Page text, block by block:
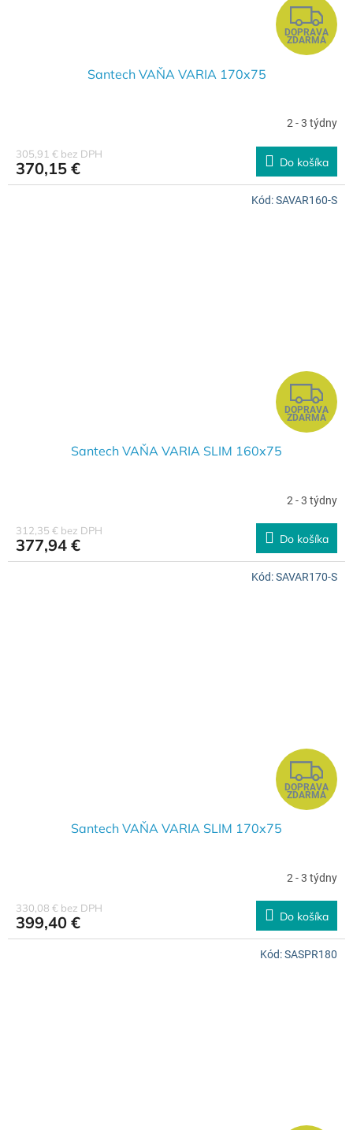
Z
A
A
R
M
O
DOPRAVA
ZDARMA
Santech VAŇA VARIA 170x75
2 - 3 týdny
305,91 € bez DPH
370,15 € Do košíka
Z
A
A
R
M
O
DOPRAVA
ZDARMA
Santech VAŇA VARIA SLIM 160x75
2 - 3 týdny
312,35 € bez DPH
377,94 € Do košíka
Kód:SAVAR160-S
Z
A
A
R
M
O
DOPRAVA
ZDARMA
Santech VAŇA VARIA SLIM 170x75
2 - 3 týdny
330,08 € bez DPH
399,40 € Do košíka
Kód:SAVAR170-S
Kód:SASPR180